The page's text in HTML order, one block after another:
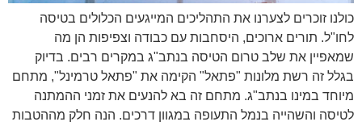
כולנו זוכרים לצערנו את התהליכים המייגעים הכלולים בטיסה
לחו"ל. תורים ארוכים, היסחבות עם כבודה וצפיפות הן מה
שמאפיין את שלב טרום הטיסה בנתב"ג במקרים רבים. בדיוק
בגלל זה רשת מלונות "פתאל" הקימה את "פתאל טרמינל", מתחם
מיוחד במינו בנתב"ג. מתחם זה בא להנעים את זמני ההמתנה
לטיסה והשהייה בנמל התעופה במגוון דרכים. הנה חלק מההטבות